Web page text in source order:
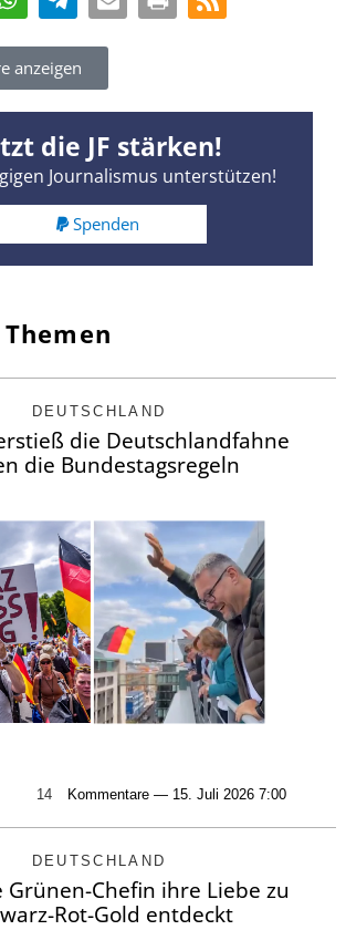
anzeigen
die JF stärken!
Journalismus unterstützen!
Spenden
DEUTSCHLAND
die Deutschlandfahne
die Bundestagsregeln
14 Kommentare — 15. Juli 2026 7:00
DEUTSCHLAND
Grünen-Chefin ihre Liebe zu
Rot-Gold entdeckt